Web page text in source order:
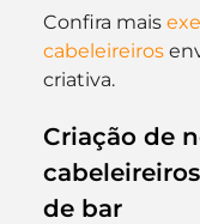
Confira mais
cabeleireiros
criativa.
Criação de
de bar